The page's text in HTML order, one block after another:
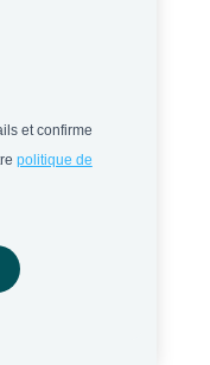
et confirme
politique de